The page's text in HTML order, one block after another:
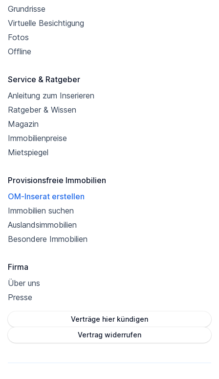
Grundrisse
Virtuelle Besichtigung
Fotos
Offline
Service & Ratgeber
Anleitung zum Inserieren
Ratgeber & Wissen
Magazin
Immobilienpreise
Mietspiegel
Provisionsfreie Immobilien
OM-Inserat erstellen
Immobilien suchen
Auslandsimmobilien
Besondere Immobilien
Firma
Über uns
Presse
Verträge hier kündigen
Vertrag widerrufen